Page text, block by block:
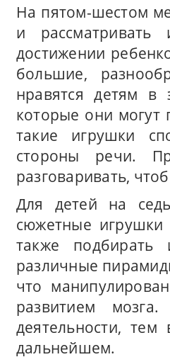
На пятом-шестом
и
достижении
большие,
нравятся детям в
которые они могут
такие игрушки
стороны речи.
разговаривать,
Для детей на
сюжетные
также подбирать
различные
что
развитием
деятельности,
дальнейшем.